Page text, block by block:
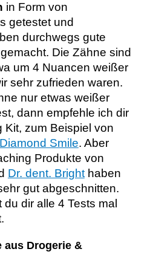
in Form von
getestet und
durchwegs gute
Die Zähne sind
um 4 Nuancen weißer
sehr zufrieden waren.
nur etwas weißer
dann empfehle ich dir
Kit, zum Beispiel von
Diamond Smile. Aber
Produkte von
Dr. dent. Brighthaben
gut abgeschnitten.
dir alle 4 Tests mal
aus Drogerie &